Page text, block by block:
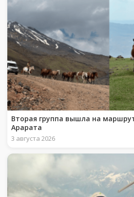
Вторая группа вышла на
Арарата
3 августа 2026